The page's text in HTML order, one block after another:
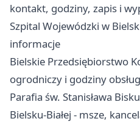
kontakt, godziny, zapis i
Szpital Wojewódzki w
informacje
Bielskie Przedsiębiorstwo
ogrodniczy i godziny
Parafia św. Stanisława
Bielsku-Białej - msze,